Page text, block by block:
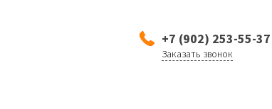
+7 (902) 253-55-37
Заказать звонок